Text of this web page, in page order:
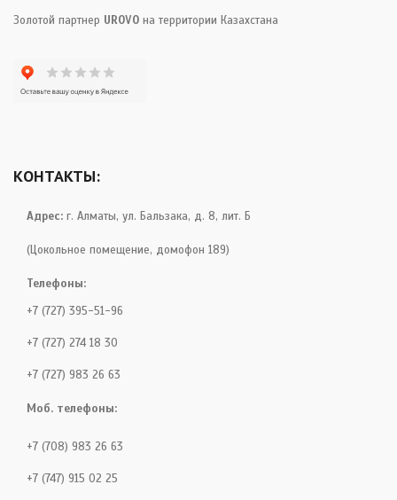
Золотой партнер UROVO на территории Казахстана
КОНТАКТЫ:
Адрес: г. Алматы, ул. Бальзака, д. 8, лит. Б
(Цокольное помещение, домофон 189)
Телефоны:
+7 (727) 395-51-96
+7 (727) 274 18 30
+7 (727) 983 26 63
Моб. телефоны:
+7 (708) 983 26 63
+7 (747) 915 02 25